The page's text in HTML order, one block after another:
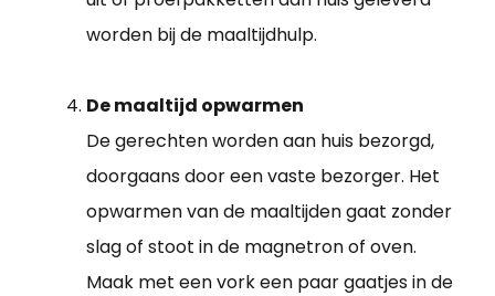
worden bij de maaltijdhulp.
De maaltijd opwarmen
De gerechten worden aan huis bezorgd,
doorgaans door een vaste bezorger. Het
opwarmen van de maaltijden gaat zonder
slag of stoot in de magnetron of oven.
Maak met een vork een paar gaatjes in de